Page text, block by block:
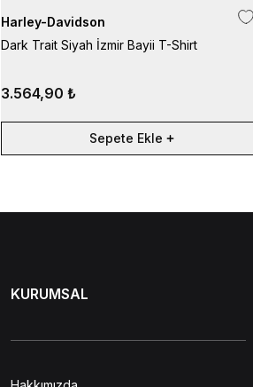
Harley-Davidson
Dark Trait Siyah İzmir Bayii T-Shirt
3.564,90 ₺
Sepete Ekle
KURUMSAL